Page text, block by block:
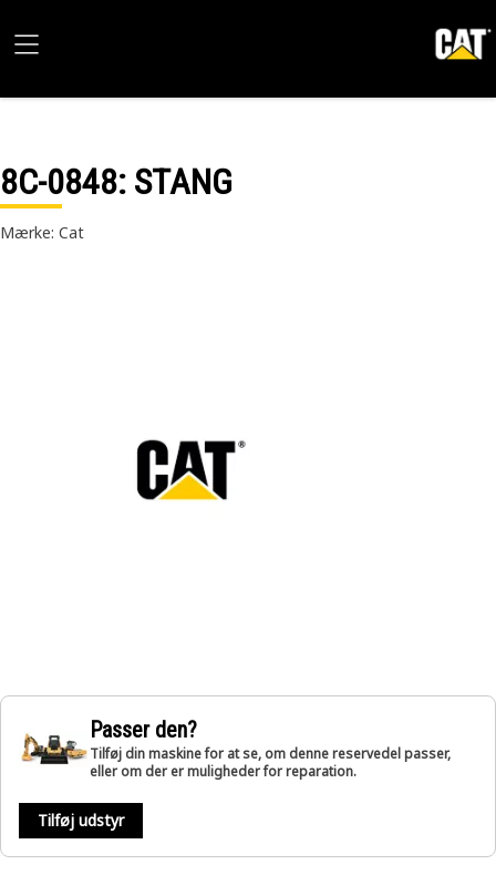
8C-0848: STANG
Mærke: Cat
Passer den?
Tilføj din maskine for at se, om denne reservedel passer,
eller om der er muligheder for reparation.
Tilføj udstyr